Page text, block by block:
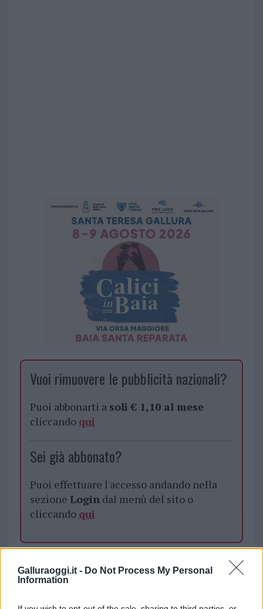
Galluraoggi.it - Do Not Process My Personal
Information
Vuoi rimuovere le pubblicità nazionali?
Puoi abbonarti a soli € 1,10 al mese
cliccando qui
Sei già abbonato?
Puoi effettuare l'accesso andando nella
sezione Logindal menù del sito o
cliccando qui
Premio Logudoro